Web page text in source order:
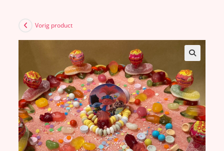
Vorig product